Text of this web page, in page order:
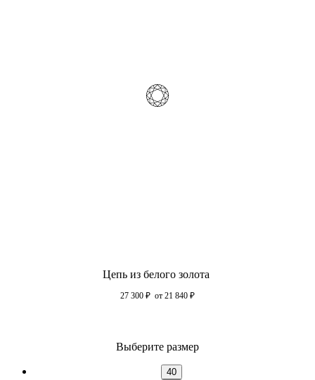
Цепь из белого золота
27 300 ₽ от 21 840 ₽
Выберите размер
40